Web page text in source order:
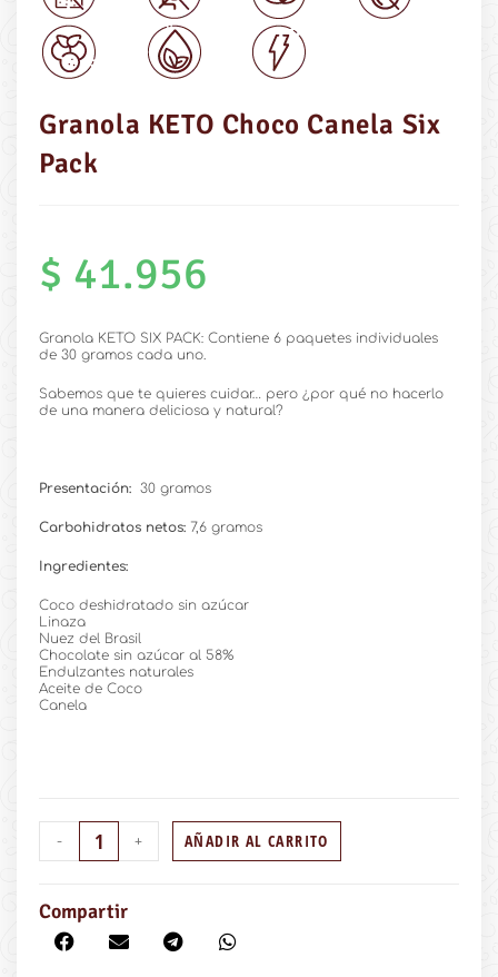
Granola KETO Choco Canela Six
Pack
$ 41.956
Granola KETO SIX PACK: Contiene 6 paquetes individuales
de 30 gramos cada uno.
Sabemos que te quieres cuidar… pero ¿por qué no hacerlo
de una manera deliciosa y natural?
Presentación: 30 gramos
Carbohidratos netos: 7,6 gramos
Ingredientes:
Coco deshidratado sin azúcar
Linaza
Nuez del Brasil
Chocolate sin azúcar al 58%
Endulzantes naturales
Aceite de Coco
Canela
- + AÑADIR AL CARRITO
Compartir